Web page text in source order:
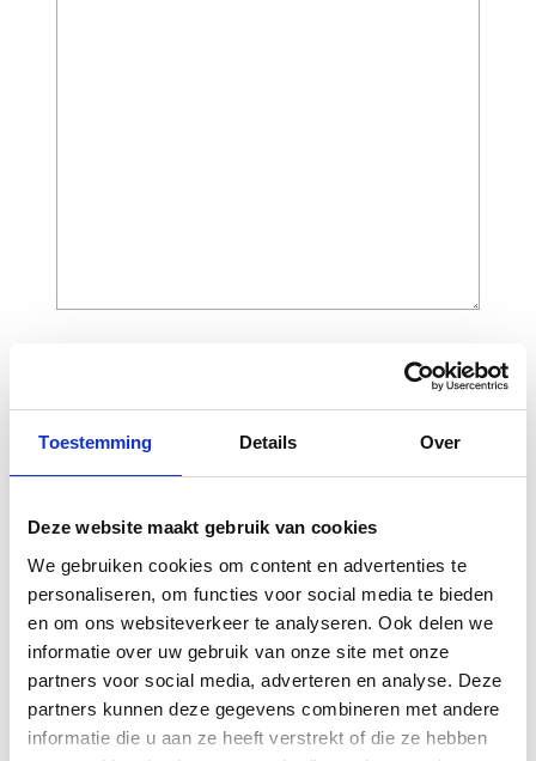
Toestemming Details Over
Deze website maakt gebruik van cookies
We gebruiken cookies om content en advertenties te
personaliseren, om functies voor social media te bieden
en om ons websiteverkeer te analyseren. Ook delen we
informatie over uw gebruik van onze site met onze
partners voor social media, adverteren en analyse. Deze
partners kunnen deze gegevens combineren met andere
informatie die u aan ze heeft verstrekt of die ze hebben
Gerelateerde
producten